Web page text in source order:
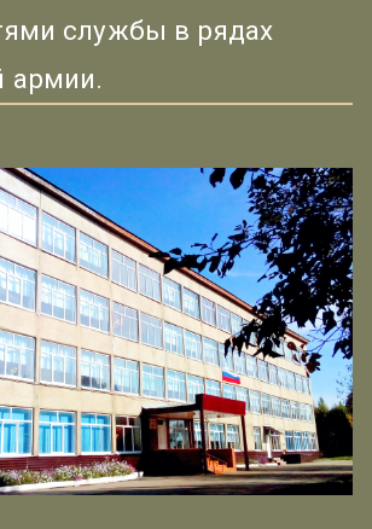
службы в рядах
армии.